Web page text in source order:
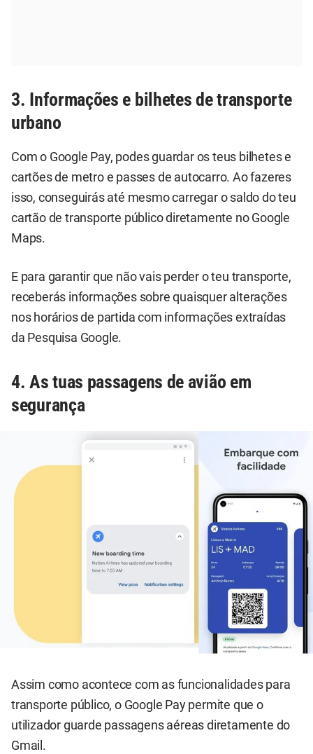
3. Informações e bilhetes de transporte
urbano
Com o Google Pay, podes guardar os teus bilhetes e
cartões de metro e passes de autocarro. Ao fazeres
isso, conseguirás até mesmo carregar o saldo do teu
cartão de transporte público diretamente no Google
Maps.
E para garantir que não vais perder o teu transporte,
receberás informações sobre quaisquer alterações
nos horários de partida com informações extraídas
da Pesquisa Google.
4. As tuas passagens de avião em
segurança
Assim como acontece com as funcionalidades para
transporte público, o Google Pay permite que o
utilizador guarde passagens aéreas diretamente do
Gmail.